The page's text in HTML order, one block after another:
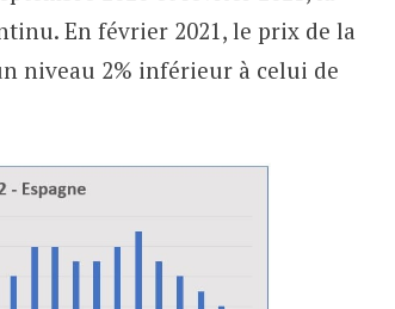
En février 2021, le prix de la
niveau 2% inférieur à celui de